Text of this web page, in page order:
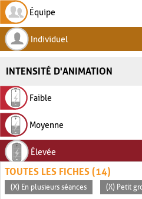
Équipe
Individuel
INTENSITÉ D'ANIMATION
Faible
Moyenne
Élevée
TOUTES LES FICHES (14)
(X) En plusieurs séances (X) Petit